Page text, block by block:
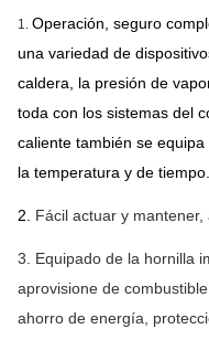
Shell Plate
Thickness
(Grueso de pared
del tambor)
Longitud del tambor
Soldadura
-
-
NDT de soldadura -
EL
1. Operación, seguro
una variedad de
caldera, la presión de
toda con los sistemas del
caliente también se
la temperatura y de tiempo.
2. Fácil actuar y
3. Equipado de la hornilla
aprovisione de
ahorro de energía,